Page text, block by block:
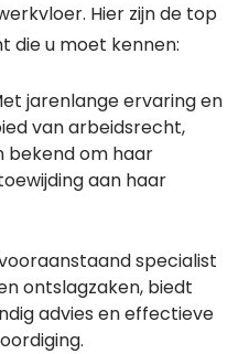
Hier zijn de top
die u moet kennen:
jarenlange ervaring en
van arbeidsrecht,
bekend om haar
aan haar
specialist
ontslagzaken, biedt
advies en effectieve